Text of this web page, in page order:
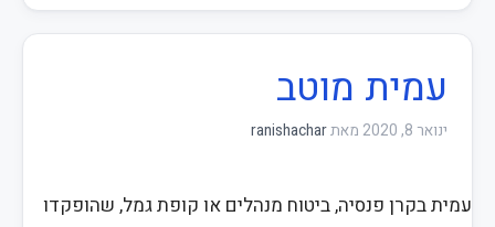
עמית מוטב
ינואר 8, 2020 מאתranishachar
עמית בקרן פנסיה, ביטוח מנהלים או קופת גמל, שהופקדו